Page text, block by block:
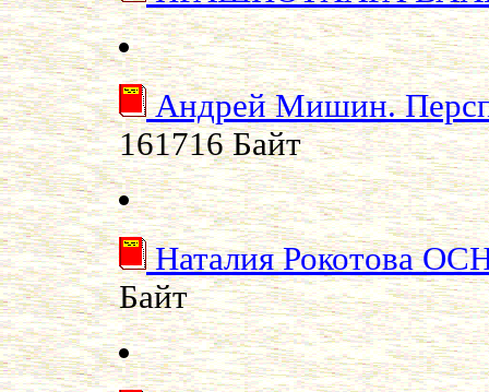
Андрей Мишин.
161716 Байт
Наталия Рокотова
Байт